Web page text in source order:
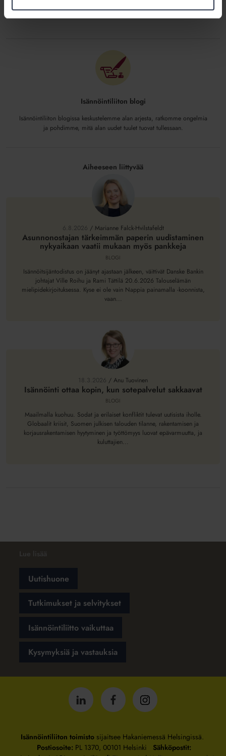
Isännöintiliiton blogi
Isännöintiliiton blogissa keskustelemme alan arjesta, ratkomme ongelmia
ja pohdimme, mitä alan uudet tuulet tuovat tullessaan.
Aiheeseen liittyvää
uudistaminen
mukaan
pankkeja
6.8.2026 / Marianne Falck-Hvilstafeldt
Asunnonostajan tärkeimmän paperin uudistaminen
nykyaikaan vaatii mukaan myös pankkeja
BLOGI
Isännöitsijäntodistus on jäänyt ajastaan jälkeen, väittivät Danske Bankin
johtajat Ville Roihu ja Rami Tättilä 20.6.2026 Talouselämän
mielipidekirjoituksessa. Kyse ei ole vain Nappia painamalla -koonnista,
vaan...
18.3.2026 / Anu Tuovinen
Isännöinti ottaa kopin, kun sotepalvelut sakkaavat
BLOGI
Maailmalla kuohuu. Sodat ja erilaiset konfliktit tulevat uutisista iholle.
Globaalit kriisit, Suomen julkisen talouden tilanne, rakentamisen ja
korjausrakentamisen hyytyminen ja työttömyys luovat epävarmuutta, ja
kuluttajien...
Uutishuone
Tutkimukset ja selvitykset
Isännöintiliitto vaikuttaa
Kysymyksiä ja vastauksia
IsännöintiliittoIsännöintiliittoIsännöintiliitto
Isännöintiliiton toimistosijaitsee Hakaniemessä Helsingissä.
Postiosoite: PL 1370, 00101 Helsinki Sähköpostit: